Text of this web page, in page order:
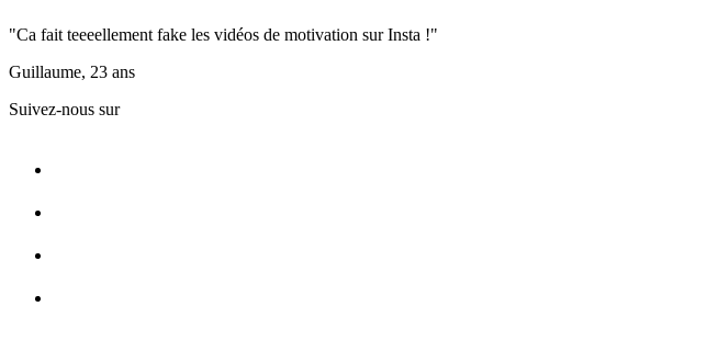
"Ca fait teeeellement fake les vidéos de motivation sur Insta !"
Guillaume, 23 ans
Suivez-nous sur